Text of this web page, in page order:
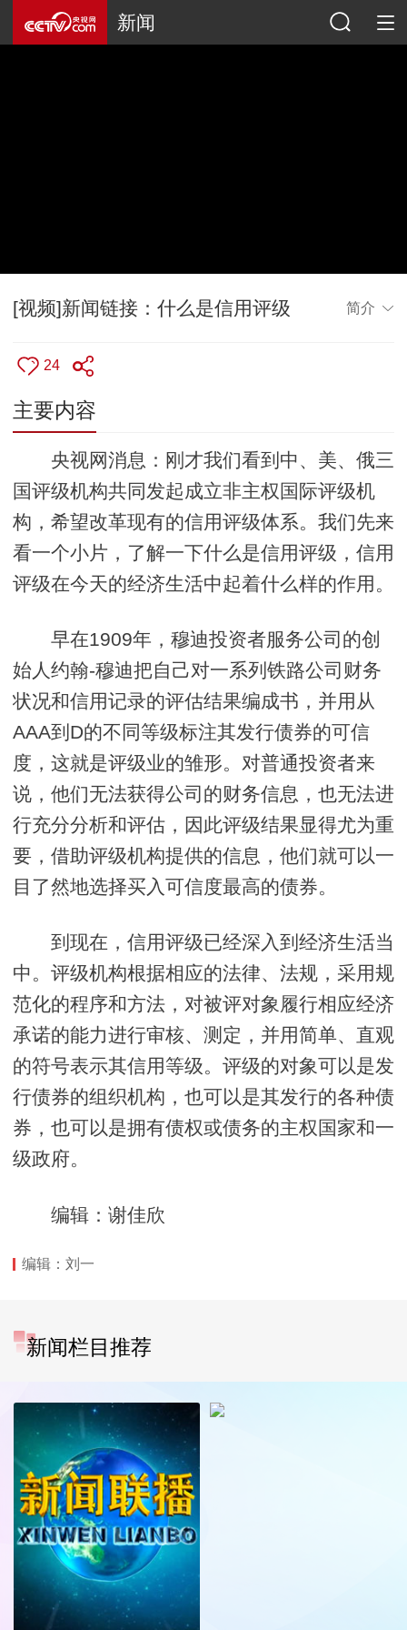
新闻
[视频]新闻链接：什么是信用评级 简介
24
主要内容
央视网消息：刚才我们看到中、美、俄三
国评级机构共同发起成立非主权国际评级机
构，希望改革现有的信用评级体系。我们先来
看一个小片，了解一下什么是信用评级，信用
评级在今天的经济生活中起着什么样的作用。
早在1909年，穆迪投资者服务公司的创
始人约翰-穆迪把自己对一系列铁路公司财务
状况和信用记录的评估结果编成书，并用从
AAA到D的不同等级标注其发行债券的可信
度，这就是评级业的雏形。对普通投资者来
说，他们无法获得公司的财务信息，也无法进
行充分分析和评估，因此评级结果显得尤为重
要，借助评级机构提供的信息，他们就可以一
目了然地选择买入可信度最高的债券。
到现在，信用评级已经深入到经济生活当
中。评级机构根据相应的法律、法规，采用规
范化的程序和方法，对被评对象履行相应经济
承诺的能力进行审核、测定，并用简单、直观
的符号表示其信用等级。评级的对象可以是发
行债券的组织机构，也可以是其发行的各种债
券，也可以是拥有债权或债务的主权国家和一
级政府。
编辑：谢佳欣
编辑：刘一
新闻栏目推荐